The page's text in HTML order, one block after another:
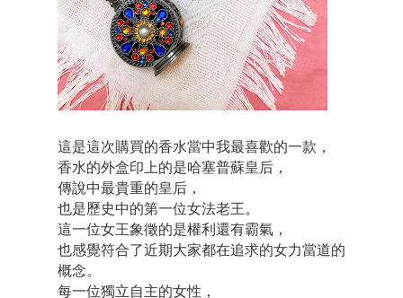
這是這次購買的香水當中我最喜歡的一款，
香水的外盒印上的是哈塞普蘇皇后，
傳說中最貴重的皇后，
也是歷史中的第一位女法老王。
這一位女王象徵的是權利還有霸氣，
也感覺符合了近期大家都在追求的女力當道的
概念。
每一位獨立自主的女性，